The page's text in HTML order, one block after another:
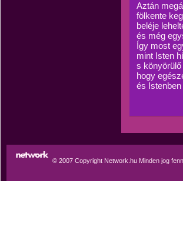
Aztán
fölkente
beléje
és még
Így most
mint Isten
s
hogy
és
© 2007 Copyright Network.hu Minden jog